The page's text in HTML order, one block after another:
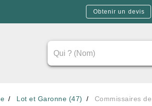
Obtenir un devis
Lot et Garonne (47) Commissaires